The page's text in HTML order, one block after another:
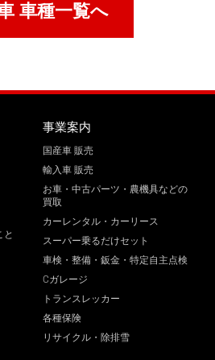
車種一覧へ
と
事業案内
国産車 販売
輸入車 販売
お車・中古パーツ・農機具などの
買取
カーレンタル・カーリース
スーパー乗るだけセット
車検・整備・鈑金・特定自主点検
Cガレージ
トランスレッカー
各種保険
リサイクル・除排雪